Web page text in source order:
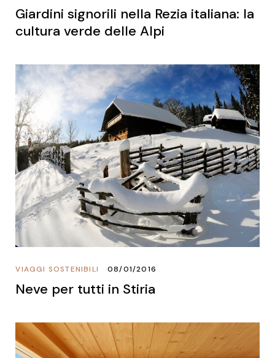
Giardini signorili nella Rezia italiana: la
cultura verde delle Alpi
VIAGGI SOSTENIBILI 08/01/2016
Neve per tutti in Stiria